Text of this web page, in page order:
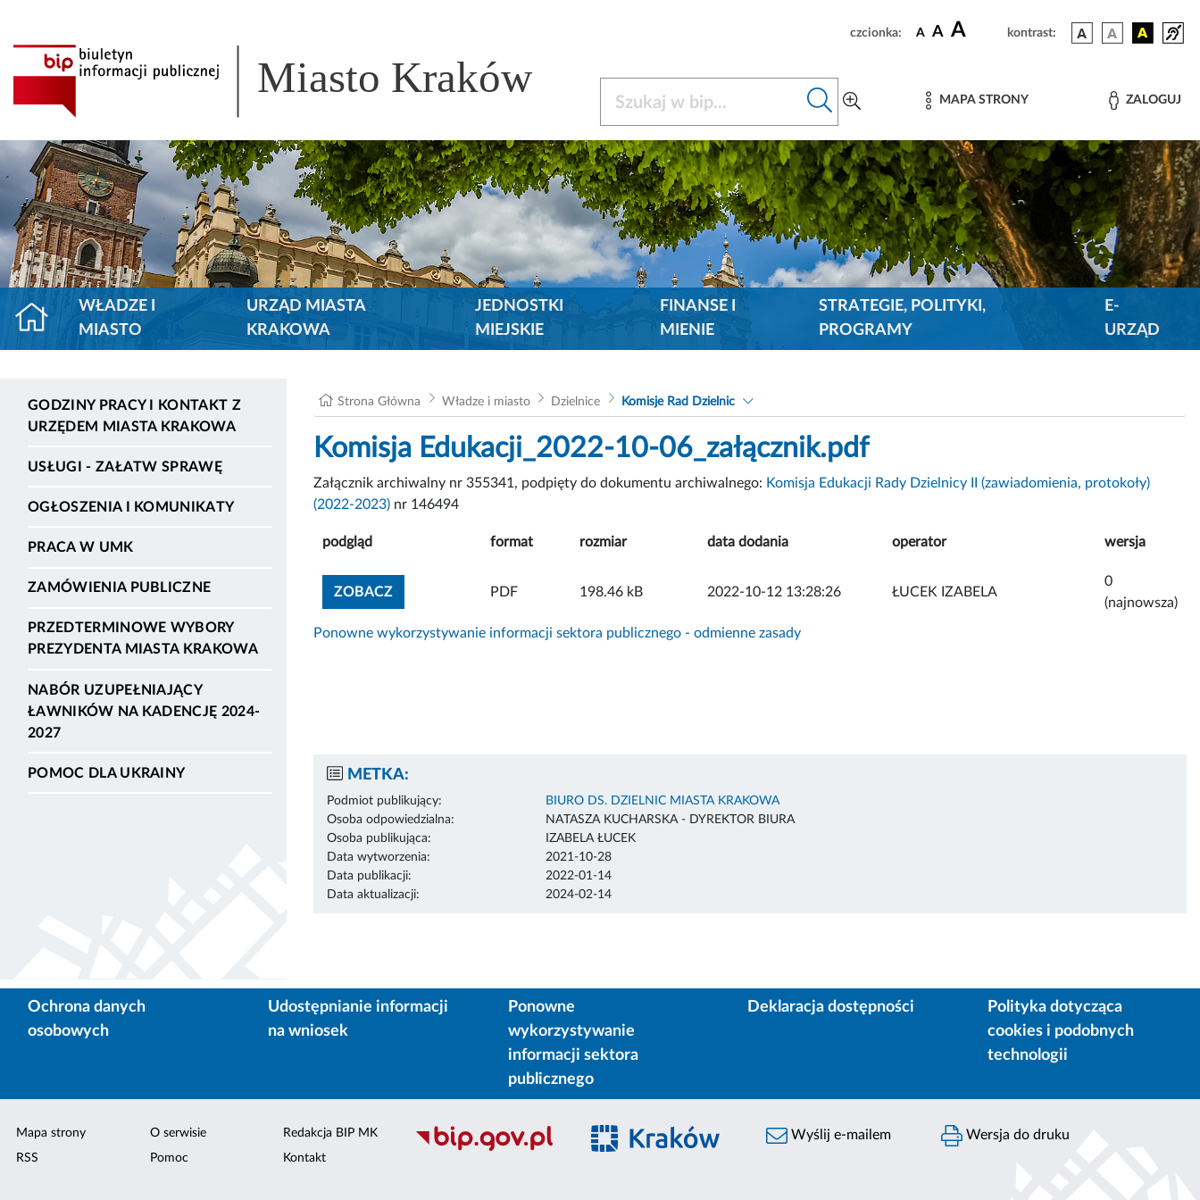
czcionka: A A A kontrast:
Miasto Kraków MAPA STRONY ZALOGUJ
WŁADZE I
MIASTO
URZĄD MIASTA
KRAKOWA
JEDNOSTKI
MIEJSKIE
FINANSE I
MIENIE
STRATEGIE, POLITYKI,
PROGRAMY
E-
URZĄD
GODZINY PRACY I KONTAKT Z
URZĘDEM MIASTA KRAKOWA
USŁUGI - ZAŁATW SPRAWĘ
OGŁOSZENIA I KOMUNIKATY
PRACA W UMK
ZAMÓWIENIA PUBLICZNE
PRZEDTERMINOWE WYBORY
PREZYDENTA MIASTA KRAKOWA
NABÓR UZUPEŁNIAJĄCY
ŁAWNIKÓW NA KADENCJĘ 2024-
2027
POMOC DLA UKRAINY
Strona Główna Władze i miasto Dzielnice Komisje Rad Dzielnic
Komisja Edukacji_2022-10-06_załącznik.pdf
Załącznik archiwalny nr 355341, podpięty do dokumentu archiwalnego: Komisja Edukacji Rady Dzielnicy II (zawiadomienia, protokoły)
(2022-2023) nr 146494
podgląd format rozmiar data dodania operator wersja
ZOBACZZOBACZ ZAŁĄCZNIK
PDF 198.46 kB 2022-10-12 13:28:26 ŁUCEK IZABELA
0
(najnowsza)
Ponowne wykorzystywanie informacji sektora publicznego - odmienne zasady
METKA:
Podmiot publikujący:
BIURO DS. DZIELNIC MIASTA KRAKOWA
Osoba odpowiedzialna:
NATASZA KUCHARSKA - DYREKTOR BIURA
Osoba publikująca:
IZABELA ŁUCEK
Data wytworzenia:
2021-10-28
Data publikacji:
2022-01-14
Data aktualizacji:
2024-02-14
Ochrona danych
osobowych
Udostępnianie informacji
na wniosek
Ponowne
wykorzystywanie
informacji sektora
publicznego
Deklaracja dostępności
Polityka dotycząca
cookies i podobnych
technologii
Mapa strony
RSS
O serwisie
Pomoc
Redakcja BIP MK
Kontakt
Wyślij e-mailem Wersja do druku